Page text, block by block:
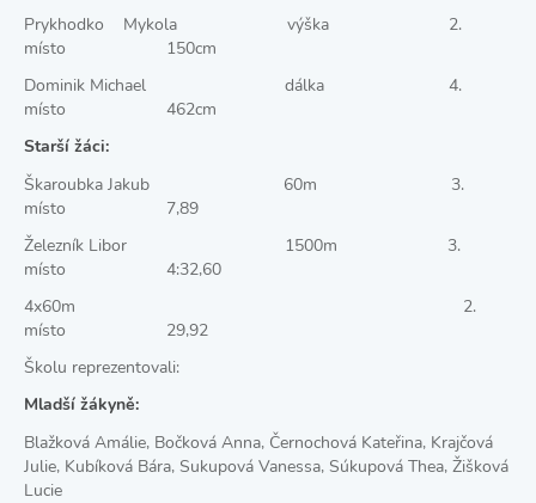
Prykhodko Mykola výška 2.
místo 150cm
Dominik Michael dálka 4.
místo 462cm
Starší žáci:
Škaroubka Jakub 60m 3.
místo 7,89
Železník Libor 1500m 3.
místo 4:32,60
4x60m 2.
místo 29,92
Školu reprezentovali:
Mladší žákyně:
Blažková Amálie, Bočková Anna, Černochová Kateřina, Krajčová
Julie, Kubíková Bára, Sukupová Vanessa, Súkupová Thea, Žišková
Lucie